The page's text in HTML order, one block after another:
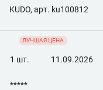
KUDO, арт. ku100812
ЛУЧШАЯ ЦЕНА
1 шт. 11.09.2026
*****